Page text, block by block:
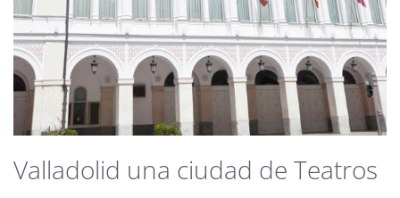
Valladolid una ciudad de Teatros